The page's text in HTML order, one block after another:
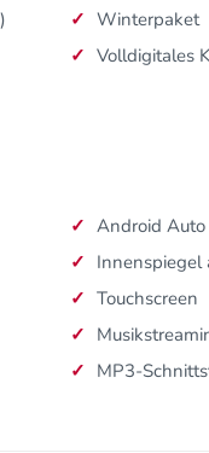
Winterpaket
Volldigitales
Android Auto
Innenspiegel
Touchscreen
MP3-